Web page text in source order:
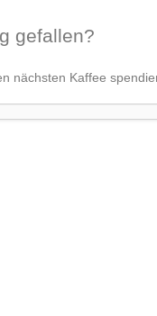
gefallen?
nächsten Kaffee